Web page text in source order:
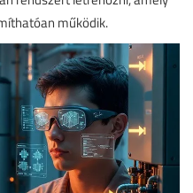
működik.